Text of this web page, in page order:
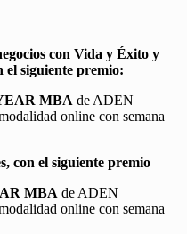
con Vida y Éxito y
el siguiente premio:
MBA de ADEN
online con semana
con el siguiente premio
MBA de ADEN
online con semana